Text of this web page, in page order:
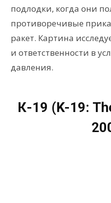
подлодки, когда они
противоречивые
ракет. Картина
и ответственности в
давления.
К-19 (K-19: